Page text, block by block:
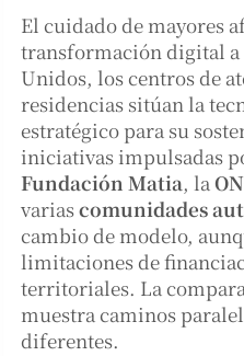
El cuidado de mayores
transformación digital a
Unidos, los centros de
residencias sitúan la
estratégico para su
iniciativas impulsadas
Fundación Matia, la
variascomunidades
cambio de modelo,
limitaciones de
territoriales. La
muestra caminos
diferentes.